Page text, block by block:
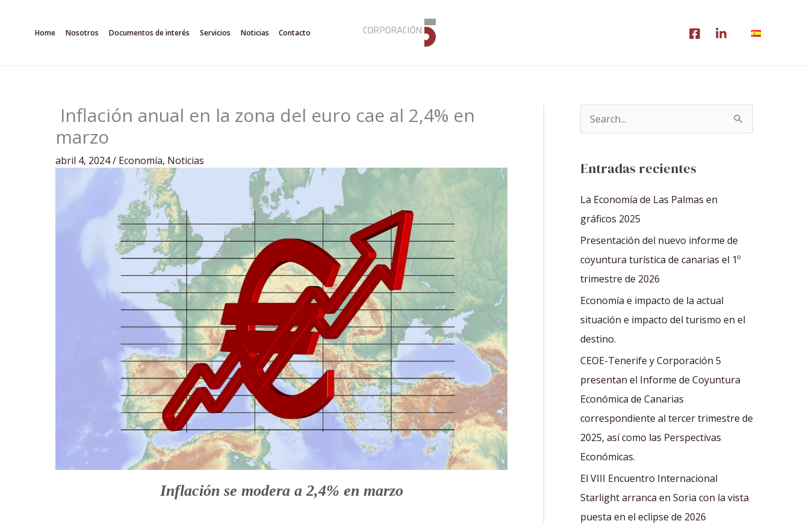
Home Nosotros Documentos de interés Servicios Noticias Contacto
Inflación anual en la zona del euro cae al 2,4% en
marzo
abril 4, 2024/ Economía, Noticias
Inflación se modera a 2,4% en marzo
a
r
p
o
r
:
Entradas recientes
La Economía de Las Palmas en
gráficos 2025
Presentación del nuevo informe de
coyuntura turística de canarias el 1º
trimestre de 2026
Economía e impacto de la actual
situación e impacto del turismo en el
destino.
CEOE-Tenerife y Corporación 5
presentan el Informe de Coyuntura
Económica de Canarias
correspondiente al tercer trimestre de
2025, así como las Perspectivas
Económicas.
El VIII Encuentro Internacional
Starlight arranca en Soria con la vista
puesta en el eclipse de 2026